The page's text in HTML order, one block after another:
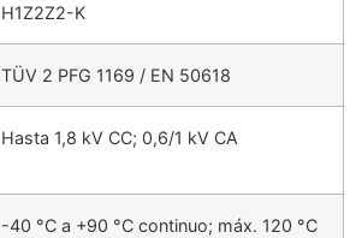
H1Z2Z2-K
TÜV 2 PFG 1169 / EN 50618
Hasta 1,8 kV CC; 0,6/1 kV CA
-40 °C a +90 °C continuo; máx. 120 °C